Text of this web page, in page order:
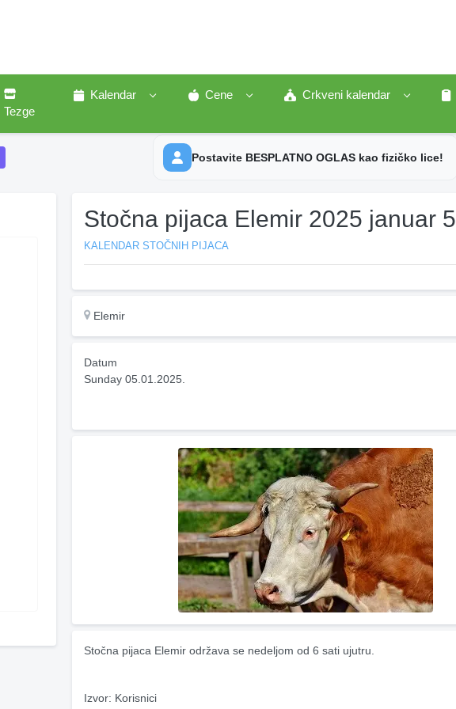
Tezge
Kalendar Cene Crkveni kalendar
Postavite BESPLATNO OGLAS kao fizičko lice!
Stočna pijaca Elemir 2025 januar 5
KALENDAR STOČNIH PIJACA
Elemir
Datum
Sunday 05.01.2025.
Stočna pijaca Elemir održava se nedeljom od 6 sati ujutru.
Izvor: Korisnici